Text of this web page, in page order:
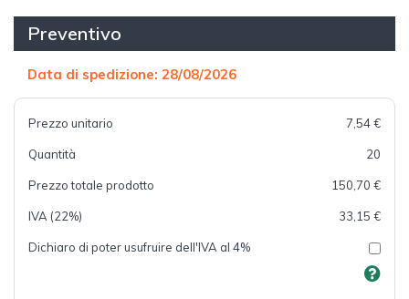
Preventivo
Data di spedizione: 28/08/2026
Prezzo unitario 7,54 €
Quantità 20
Prezzo totale prodotto 150,70 €
IVA (22%) 33,15 €
Dichiaro di poter usufruire dell'IVA al 4%